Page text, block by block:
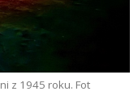
z 1945 roku. Fot